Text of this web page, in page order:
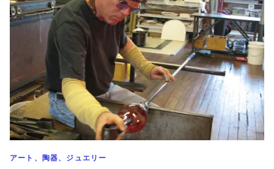
のカテゴリーでもっと表示
アート、陶器、ジュエリー